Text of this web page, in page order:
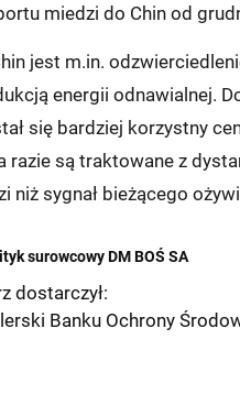
miedzi do Chin od
jest m.in.
energii odnawialnej.
się bardziej korzystny
razie są traktowane z
niż sygnał bieżącego
surowcowy DM BOŚ SA
dostarczył:
Banku Ochrony